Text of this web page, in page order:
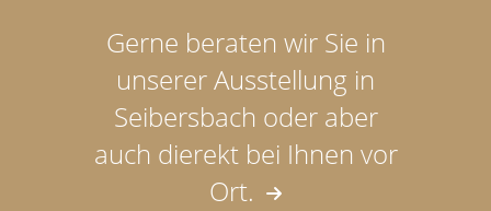
Gerne beraten wir Sie in
unserer Ausstellung in
Seibersbach oder aber
auch dierekt bei Ihnen vor
Ort.